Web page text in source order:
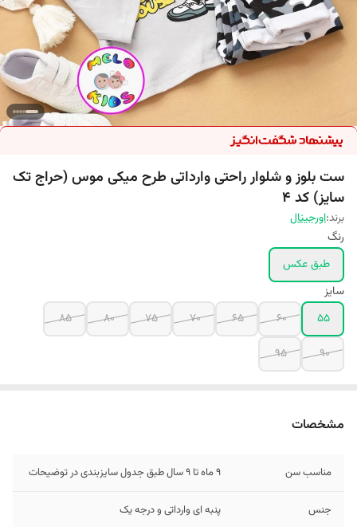
ست بلوز و شلوار راحتی وارداتی طرح میکی موس (حراج تک
سایز) کد 4
برند:اورجینال
رنگ
طبق عکس
سایز
55
60
65
70
75
80
85
90
95
مشخصات
مناسب سن 9 ماه تا 9 سال طبق جدول سایزبندی در توضیحات
جنس پنبه ای وارداتی و درجه یک